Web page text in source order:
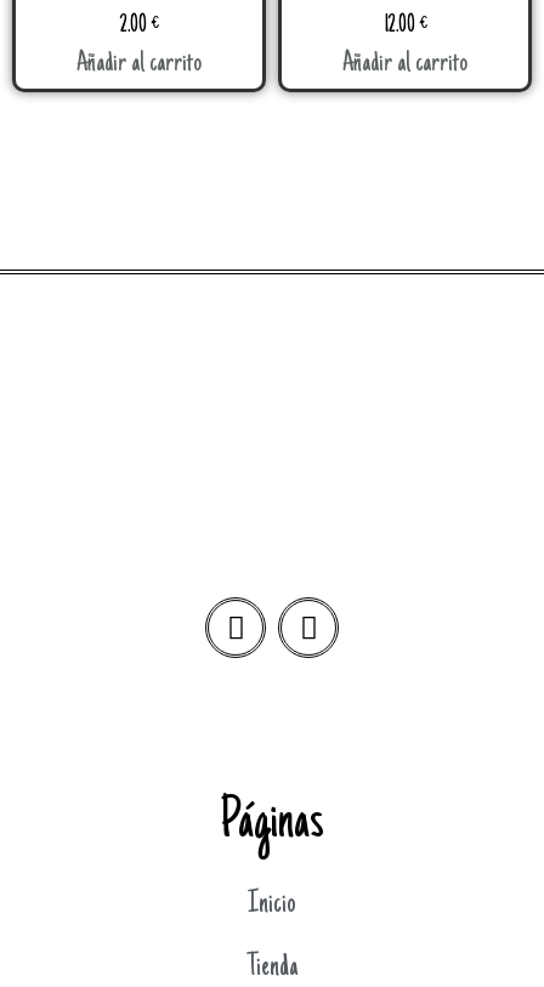
2.00€
Añadir al carrito
12.00€
Añadir al carrito
Páginas
Inicio
Tienda